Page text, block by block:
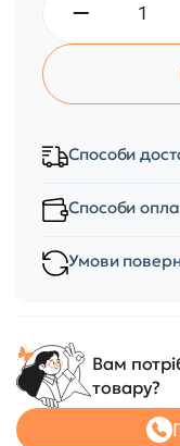
Способи
Способи
Умови
Вам
товару?